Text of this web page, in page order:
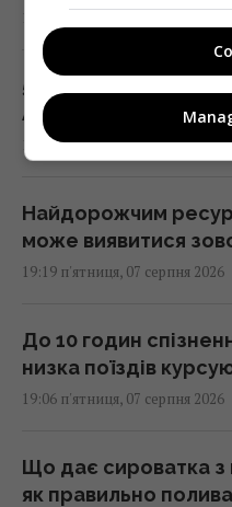
5 найкращих
Android: фахівці
19:21 п'ятниця, 07 серпня 2026
Найдорожчим
може виявитися
19:19 п'ятниця, 07 серпня 2026
До 10 годин
низка поїздів
19:06 п'ятниця, 07 серпня 2026
Що дає сироватка з
як правильно